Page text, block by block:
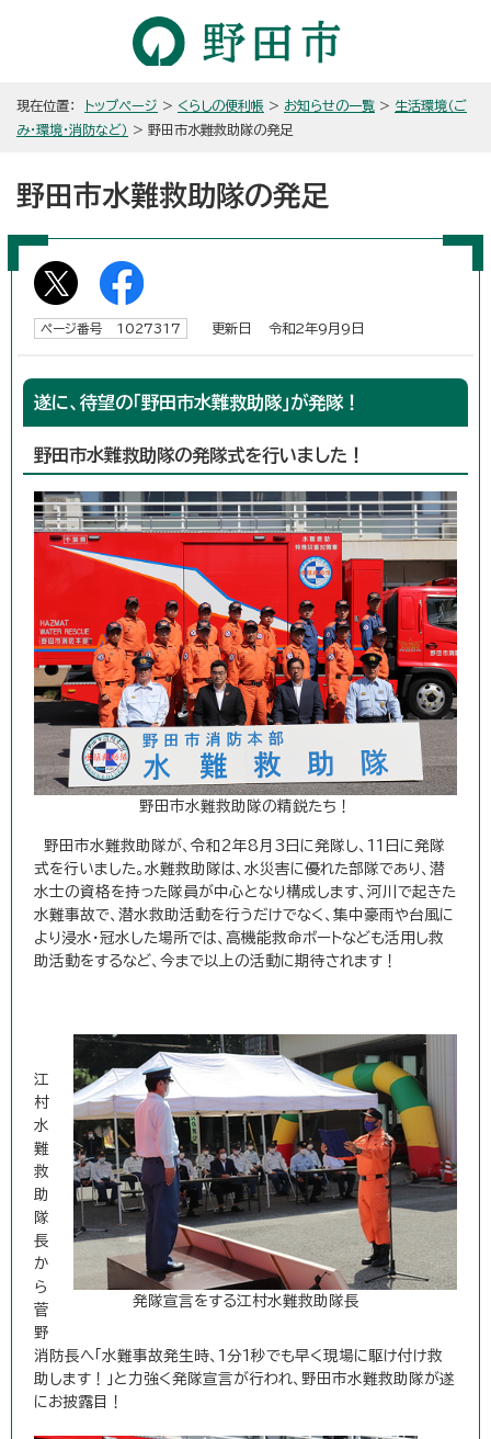
現在位置： トップページ > くらしの便利帳 > お知らせの一覧 > 生活環境（ご
み・環境・消防など） > 野田市水難救助隊の発足
野田市水難救助隊の発足
ページ番号 1027317 更新日 令和2年9月9日
遂に、待望の「野田市水難救助隊」が発隊！
野田市水難救助隊の発隊式を行いました！
野田市水難救助隊の精鋭たち！
野田市水難救助隊が、令和2年8月3日に発隊し、11日に発隊
式を行いました。水難救助隊は、水災害に優れた部隊であり、潜
水士の資格を持った隊員が中心となり構成します、河川で起きた
水難事故で、潜水救助活動を行うだけでなく、集中豪雨や台風に
より浸水・冠水した場所では、高機能救命ボートなども活用し救
助活動をするなど、今まで以上の活動に期待されます！
発隊宣言をする江村水難救助隊長
江
村
水
難
救
助
隊
長
か
ら
菅
野
消防長へ「水難事故発生時、1分1秒でも早く現場に駆け付け救
助します！」と力強く発隊宣言が行われ、野田市水難救助隊が遂
にお披露目！